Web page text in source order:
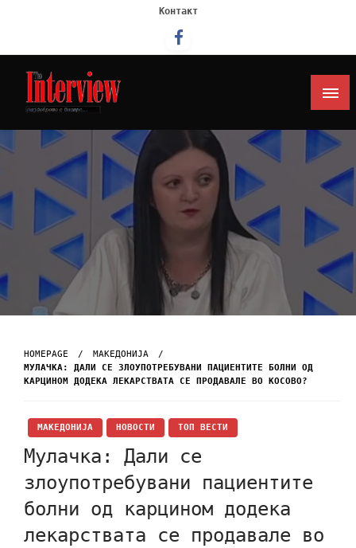
Контакт
Интервју
HOMEPAGE
МАКЕДОНИЈА
МУЛАЧКА: ДАЛИ СЕ ЗЛОУПОТРЕБУВАНИ ПАЦИЕНТИТЕ БОЛНИ ОД
КАРЦИНОМ ДОДЕКА ЛЕКАРСТВАТА СЕ ПРОДАВАЛЕ ВО КОСОВО?
МАКЕДОНИЈА НОВОСТИ ТОП ВЕСТИ
Мулачка: Дали се
злоупотребувани пациентите
болни од карцином додека
лекарствата се продавале во